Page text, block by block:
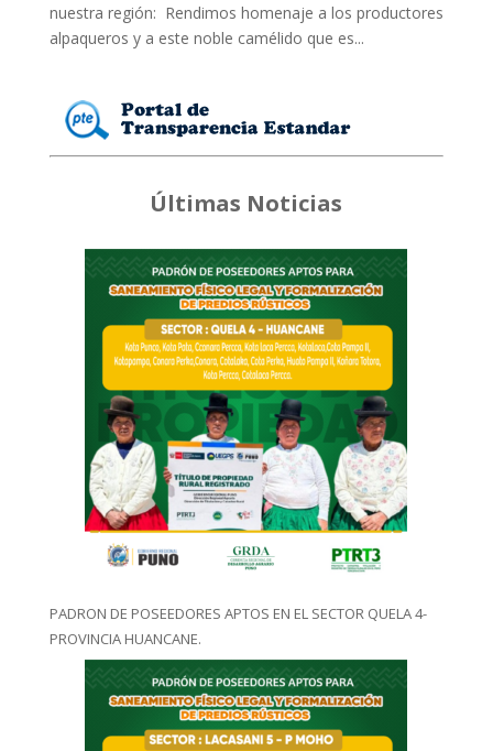
nuestra región: Rendimos homenaje a los productores
alpaqueros y a este noble camélido que es...
Últimas Noticias
PADRON DE POSEEDORES APTOS EN EL SECTOR QUELA 4-
PROVINCIA HUANCANE.